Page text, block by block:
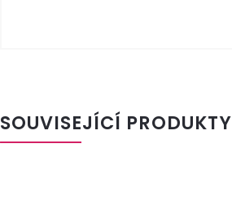
SOUVISEJÍCÍ PRODUKTY